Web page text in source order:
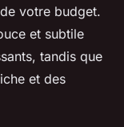
votre budget.
et subtile
tandis que
et des